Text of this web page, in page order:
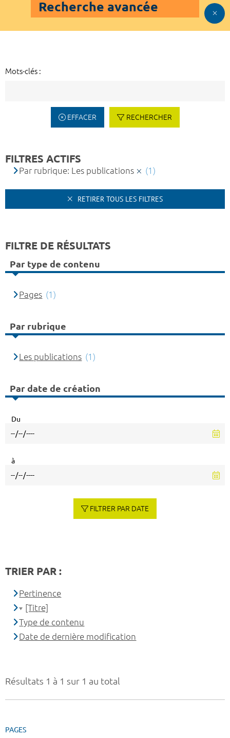
Recherche avancée
Mots-clés :
EFFACER RECHERCHER
Résultats 1 à 1 sur 1 au total
PAGES
FILTRES ACTIFS
Par rubrique: Les publications (1)
RETIRER TOUS LES FILTRES
FILTRE DE RÉSULTATS
Par type de contenu
Pages (1)
Par rubrique
Les publications (1)
Par date de création
Du
à
FILTRER PAR DATE
TRIER PAR :
Pertinence
[Titre]
Type de contenu
Date de dernière modification